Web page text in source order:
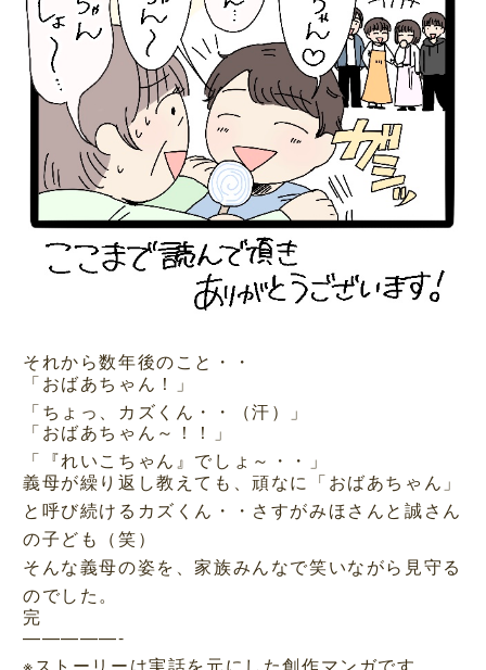
それから数年後のこと・・
「おばあちゃん！」
「ちょっ、カズくん・・（汗）」
「おばあちゃん～！！」
「『れいこちゃん』でしょ～・・」
義母が繰り返し教えても、頑なに「おばあちゃん」
と呼び続けるカズくん・・さすがみほさんと誠さん
の子ども（笑）
そんな義母の姿を、家族みんなで笑いながら見守る
のでした。
完
—————-